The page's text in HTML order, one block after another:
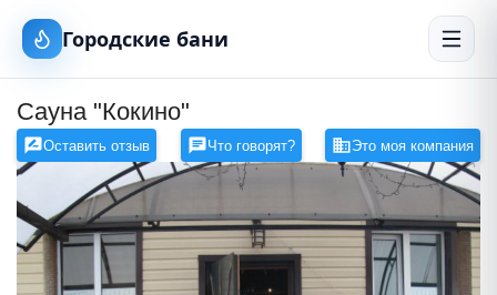
Городские бани
Сауна "Кокино"
Оставить отзыв Что говорят? Это моя компания